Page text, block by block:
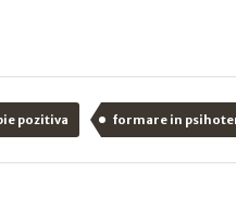
pozitiva formare in